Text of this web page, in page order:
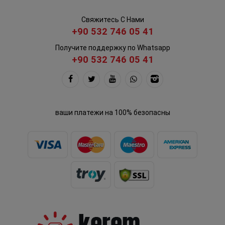
Свяжитесь С Нами
+90 532 746 05 41
Получите поддержку по Whatsapp
+90 532 746 05 41
ваши платежи на 100% безопасны